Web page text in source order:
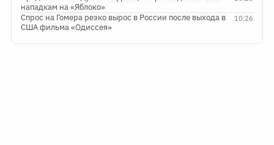
нападкам на «Яблоко»
10:26
Спрос на Гомера резко вырос в России после выхода в
США фильма «Одиссея»